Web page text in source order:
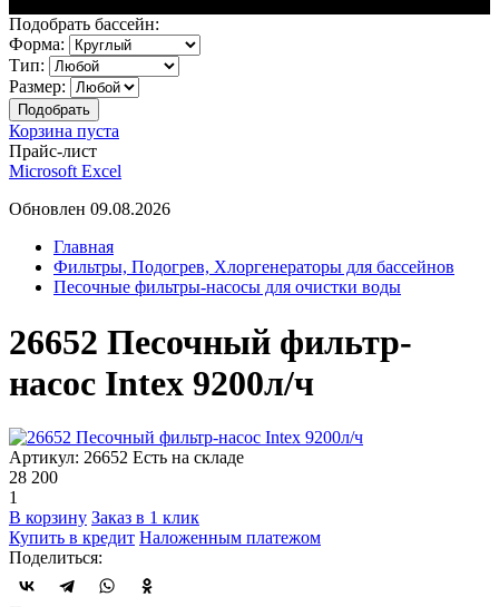
Подобрать бассейн:
Форма:
Тип:
Размер:
Корзина пуста
Прайс-лист
Microsoft Excel
Обновлен 09.08.2026
Главная
Фильтры, Подогрев, Хлоргенераторы для бассейнов
Песочные фильтры-насосы для очистки воды
26652 Песочный фильтр-
насос Intex 9200л/ч
Артикул: 26652 Есть на складе
28 200
1
В корзину Заказ в 1 клик
Купить в кредит Наложенным платежом
Поделиться: